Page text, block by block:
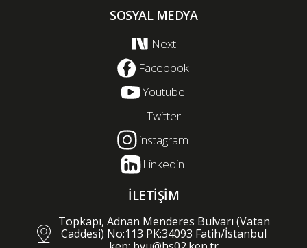
SOSYAL MEDYA
Next
Facebook
Youtube
Twitter
instagram
Linkedin
İLETİŞİM
Topkapı, Adnan Menderes Bulvarı (Vatan
Caddesi) No:113 PK:34093 Fatih/İstanbul